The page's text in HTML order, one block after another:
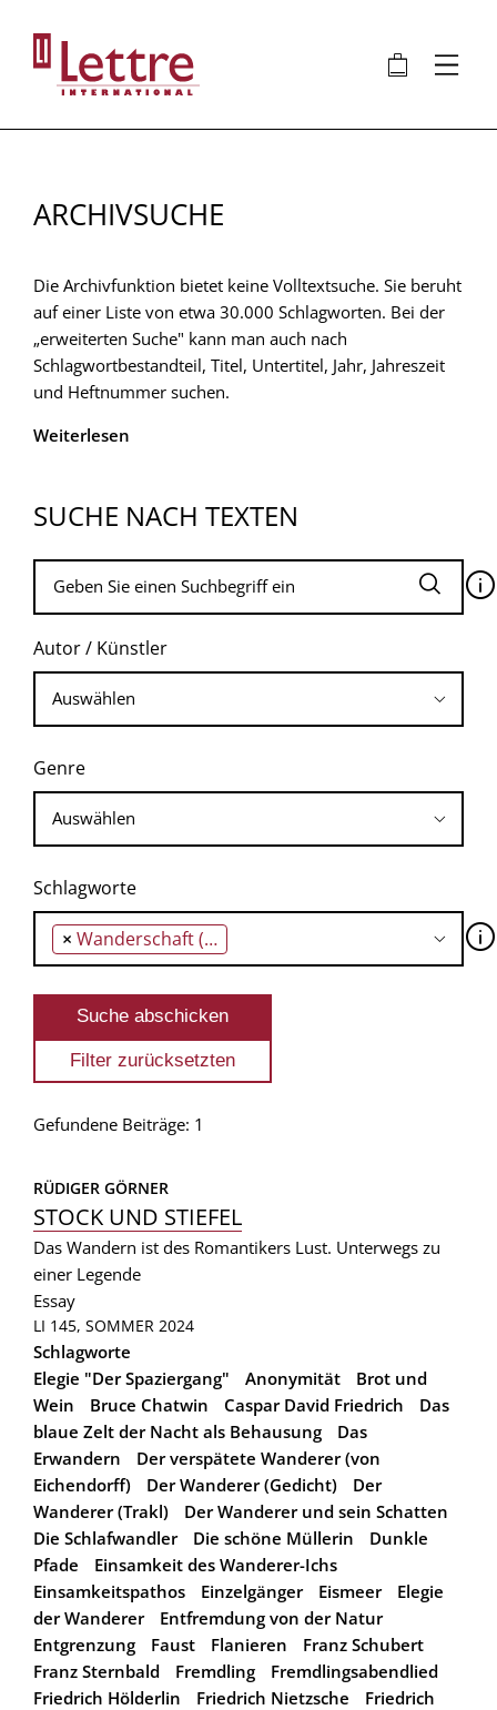
Inhalt
🛍 ⋮
ARCHIVSUCHE
Die Archivfunktion bietet keine Volltextsuche. Sie beruht
auf einer Liste von etwa 30.000 Schlagworten. Bei der
„erweiterten Suche" kann man auch nach
Schlagwortbestandteil, Titel, Untertitel, Jahr, Jahreszeit
und Heftnummer suchen.
Weiterlesen
SUCHE NACH TEXTEN
🛈
Autor / Künstler
Genre
Schlagworte
× Wanderschaft (Gedicht) 🛈
Gefundene Beiträge: 1
RÜDIGER GÖRNER
STOCK UND STIEFEL
Das Wandern ist des Romantikers Lust. Unterwegs zu
einer Legende
Essay
LI 145, SOMMER 2024
Schlagworte
Elegie "Der Spaziergang"
Anonymität
Brot und
Wein
Bruce Chatwin Caspar David Friedrich
Das
blaue Zelt der Nacht als Behausung
Das
Erwandern
Der verspätete Wanderer (von
Eichendorff)
Der Wanderer (Gedicht)
Der
Wanderer (Trakl)
Der Wanderer und sein Schatten
Die Schlafwandler
Die schöne Müllerin
Dunkle
Pfade
Einsamkeit des Wanderer-Ichs
Einsamkeitspathos
Einzelgänger Eismeer
Elegie
der Wanderer
Entfremdung von der Natur
Entgrenzung
Faust Flanieren
Franz Schubert
Franz Sternbald
Fremdling
Fremdlingsabendlied
Friedrich Hölderlin
Friedrich Nietzsche
Friedrich